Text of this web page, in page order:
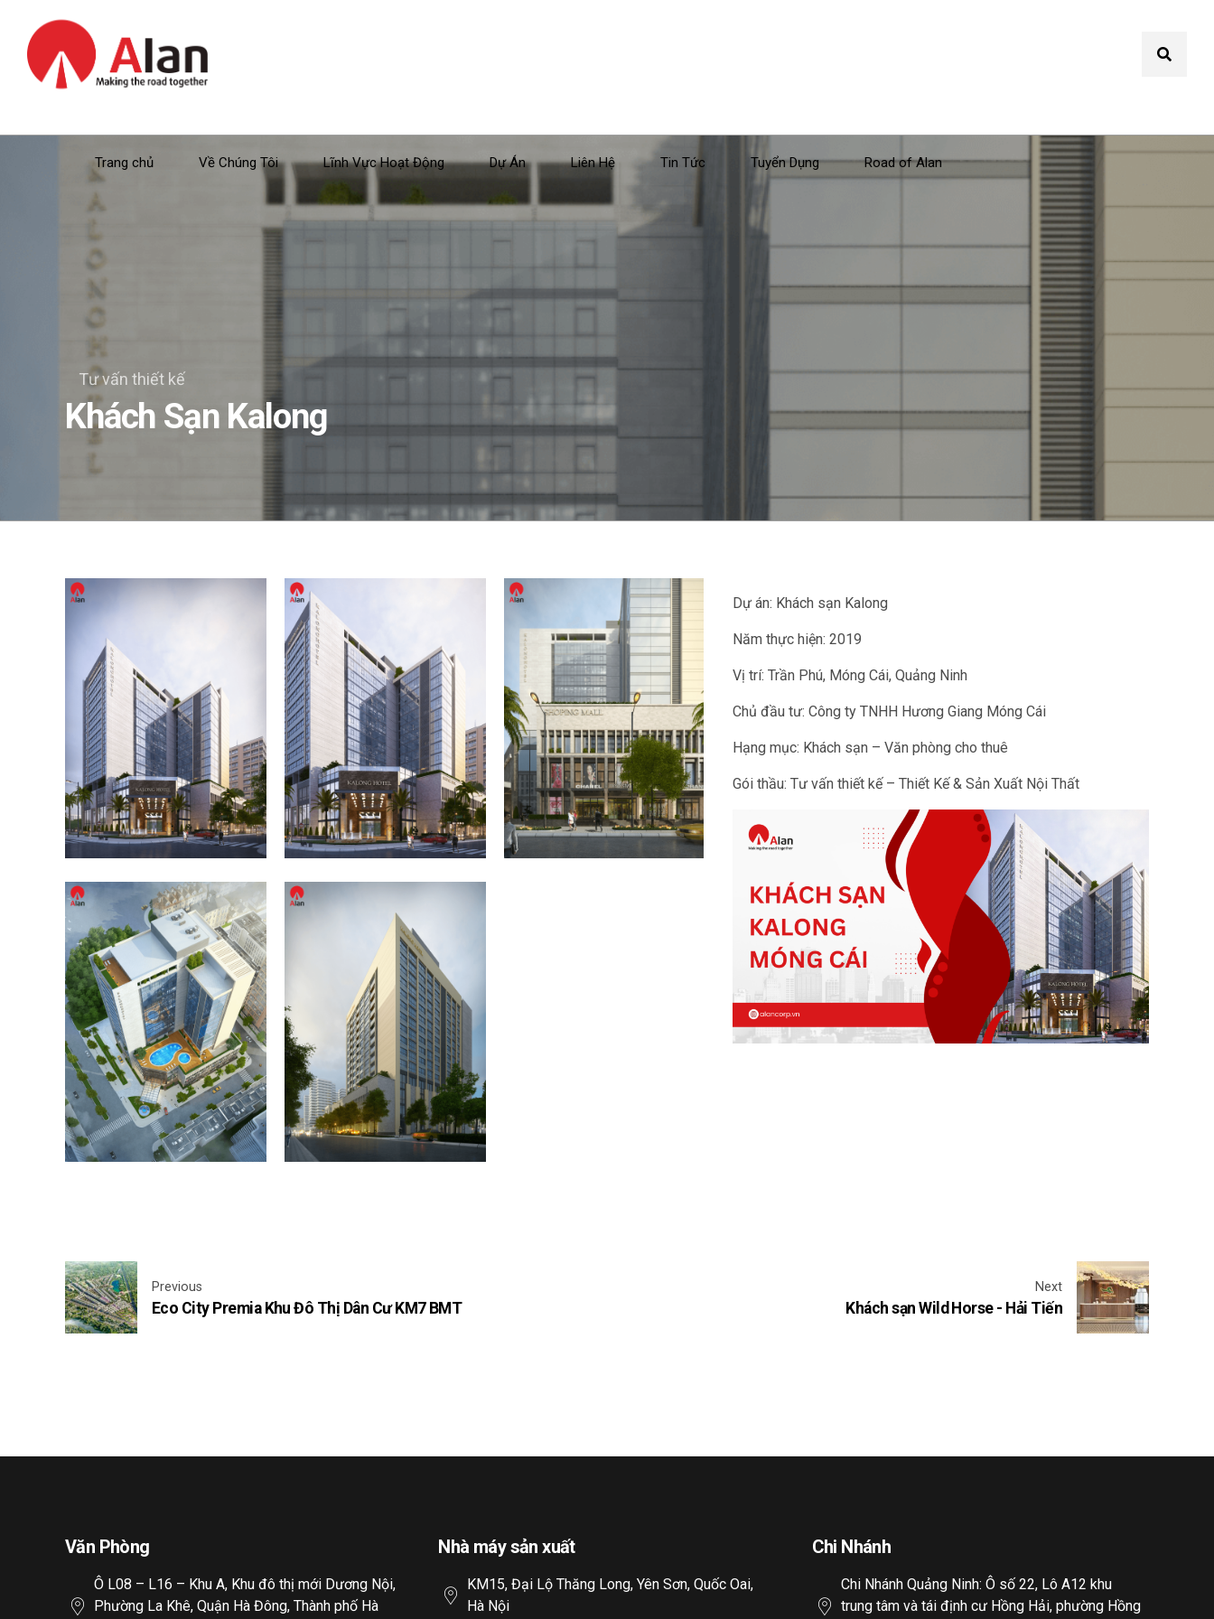
Trang chủ Về Chúng Tôi Lĩnh Vực Hoạt Động Dự Án Liên Hệ Tin Tức Tuyển Dụng Road of Alan
Tư vấn thiết kế
Khách Sạn Kalong
Dự án: Khách sạn Kalong
Năm thực hiện: 2019
Vị trí: Trần Phú, Móng Cái, Quảng Ninh
Chủ đầu tư: Công ty TNHH Hương Giang Móng Cái
Hạng mục: Khách sạn – Văn phòng cho thuê
Gói thầu: Tư vấn thiết kế – Thiết Kế & Sản Xuất Nội Thất
Previous
Eco City Premia Khu Đô Thị Dân Cư KM7 BMT
Next
Khách sạn Wild Horse - Hải Tiến
Văn Phòng
Ô L08 – L16 – Khu A, Khu đô thị mới Dương Nội,
Phường La Khê, Quận Hà Đông, Thành phố Hà
Nhà máy sản xuất
KM15, Đại Lộ Thăng Long, Yên Sơn, Quốc Oai,
Hà Nội
Chi Nhánh
Chi Nhánh Quảng Ninh: Ô số 22, Lô A12 khu
trung tâm và tái định cư Hồng Hải, phường Hồng